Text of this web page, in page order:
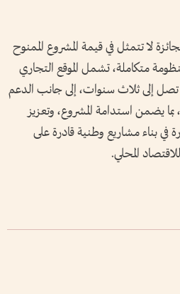
لا تتمثل في قيمة المشروع الممنوح
متكاملة، تشمل الموقع التجاري
تصل إلى ثلاث سنوات، إلى جانب الدعم
يضمن استدامة المشروع، وتعزيز
في بناء مشاريع وطنية قادرة على
المحلي.